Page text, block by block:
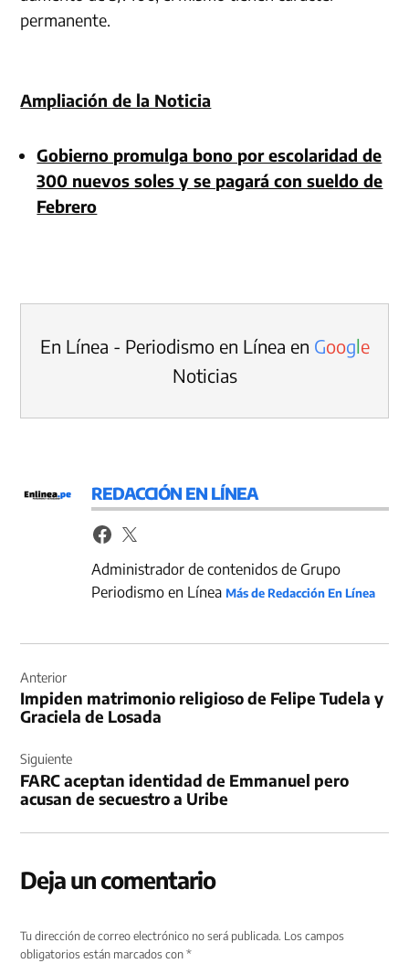
permanente.
Ampliación de la Noticia
Gobierno promulga bono por escolaridad de
300 nuevos soles y se pagará con sueldo de
Febrero
En Línea - Periodismo en Línea en Google
Noticias
REDACCIÓN EN LÍNEA
Administrador de contenidos de Grupo
Periodismo en LíneaMás de Redacción En Línea
de
entradas
Anterior
Impiden matrimonio religioso de Felipe Tudela y
Graciela de Losada
Siguiente
FARC aceptan identidad de Emmanuel pero
acusan de secuestro a Uribe
Deja un comentario
Tu dirección de correo electrónico no será publicada. Los campos
obligatorios están marcados con*